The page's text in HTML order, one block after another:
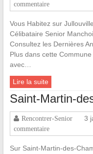
commentaire
Vous Habitez sur
Célibataire Senior
Consultez les Dernières
Plus dans cette
avec…
Lire la suite
Saint-Martin-
Rencontrer-Senior 3
commentaire
Sur Saint-Martin-des-